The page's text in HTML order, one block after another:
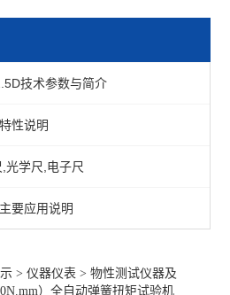
看全部 >>
技术参数与简介
性说明
光学尺,电子尺
要应用说明
>仪器仪表 >物性测试仪器及
）全自动弹簧扭矩试验机